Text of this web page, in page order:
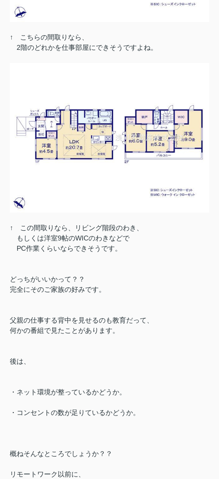
↑ こちらの間取りなら、
2階のどれかを仕事部屋にできそうですよね。
↑ この間取りなら、リビング階段のわき、
もしくは洋室9帖のWICのわきなどで
PC作業くらいならできそうです。
どっちがいいかって？？
完全にそのご家族の好みです。
父親の仕事する背中を見せるのも教育だって、
何かの番組で見たことがあります。
後は、
・ネット環境が整っているかどうか。
・コンセントの数が足りているかどうか。
概ねそんなところでしょうか？？
リモートワーク以前に、